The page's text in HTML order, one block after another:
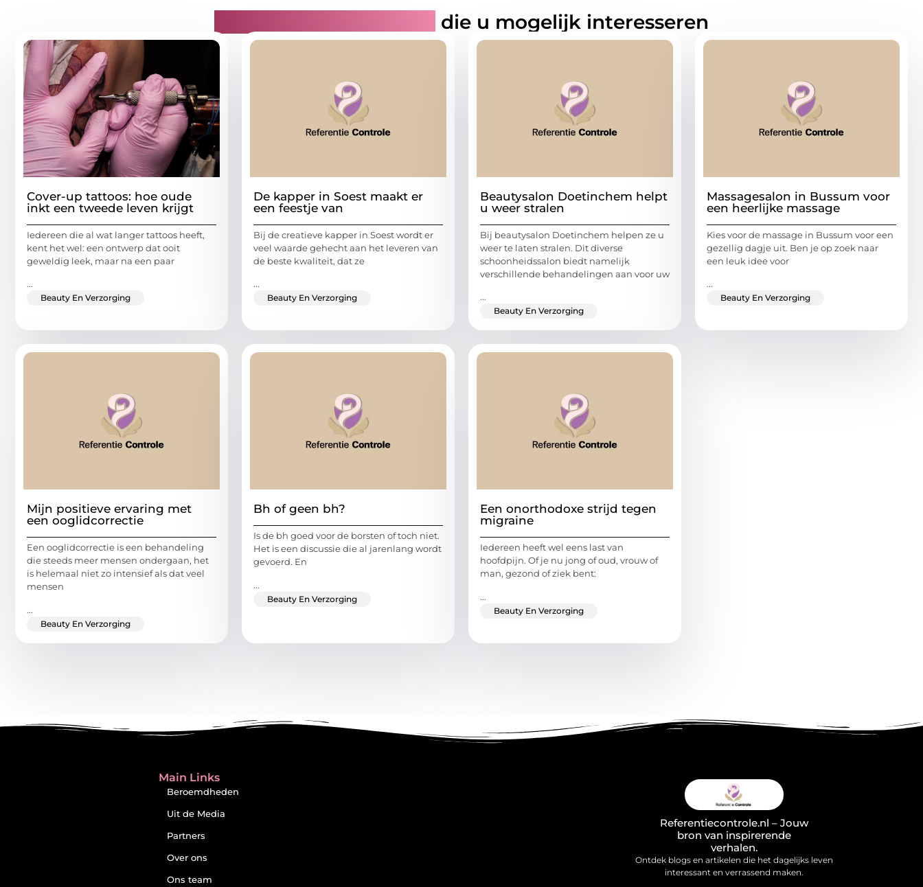
die u mogelijk interesseren
Cover-up tattoos: hoe oude
inkt een tweede leven krijgt
Iedereen die al wat langer tattoos heeft,
kent het wel: een ontwerp dat ooit
geweldig leek, maar na een paar
...
Beauty En Verzorging
De kapper in Soest maakt er
een feestje van
Bij de creatieve kapper in Soest wordt er
veel waarde gehecht aan het leveren van
de beste kwaliteit, dat ze
...
Beauty En Verzorging
Beautysalon Doetinchem helpt
u weer stralen
Bij beautysalon Doetinchem helpen ze u
weer te laten stralen. Dit diverse
schoonheidssalon biedt namelijk
verschillende behandelingen aan voor uw
...
Beauty En Verzorging
Massagesalon in Bussum voor
een heerlijke massage
Kies voor de massage in Bussum voor een
gezellig dagje uit. Ben je op zoek naar
een leuk idee voor
...
Beauty En Verzorging
Mijn positieve ervaring met
een ooglidcorrectie
Een ooglidcorrectie is een behandeling
die steeds meer mensen ondergaan, het
is helemaal niet zo intensief als dat veel
mensen
...
Beauty En Verzorging
Bh of geen bh?
Is de bh goed voor de borsten of toch niet.
Het is een discussie die al jarenlang wordt
gevoerd. En
...
Beauty En Verzorging
Een onorthodoxe strijd tegen
migraine
Iedereen heeft wel eens last van
hoofdpijn. Of je nu jong of oud, vrouw of
man, gezond of ziek bent:
...
Beauty En Verzorging
Main Links
Beroemdheden
Uit de Media
Partners
Over ons
Ons team
Referentiecontrole.nl – Jouw
bron van inspirerende
verhalen.
Ontdek blogs en artikelen die het dagelijks leven
interessant en verrassend maken.